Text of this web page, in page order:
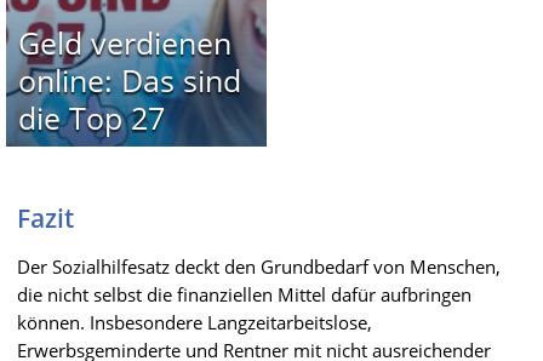
Geld verdienen
online: Das sind
die Top 27
Fazit
Der Sozialhilfesatz deckt den Grundbedarf von Menschen,
die nicht selbst die finanziellen Mittel dafür aufbringen
können. Insbesondere Langzeitarbeitslose,
Erwerbsgeminderte und Rentner mit nicht ausreichender